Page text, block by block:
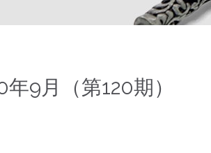
9月（第120期）